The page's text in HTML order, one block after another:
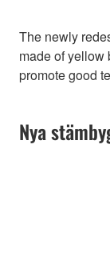
The newly
made of yellow
promote good
Nya